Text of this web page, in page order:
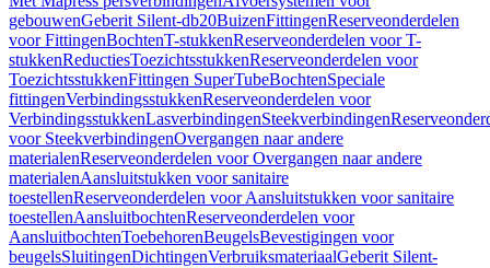
gebouwenGeberit Silent-db20BuizenFittingenReserveonderdelen
voor FittingenBochtenT-stukkenReserveonderdelen voor T-
stukkenReductiesToezichtsstukkenReserveonderdelen voor
ToezichtsstukkenFittingen SuperTubeBochtenSpeciale
fittingenVerbindingsstukkenReserveonderdelen voor
VerbindingsstukkenLasverbindingenSteekverbindingen
voor SteekverbindingenOvergangen naar andere
materialenReserveonderdelen voor Overgangen naar andere
materialenAansluitstukken voor sanitaire
toestellenReserveonderdelen voor Aansluitstukken voor sanitaire
toestellenAansluitbochtenReserveonderdelen voor
AansluitbochtenToebehorenBeugelsBevestigingen voor
beugelsSluitingenDichtingenVerbruiksmateriaalGeberit Silent-